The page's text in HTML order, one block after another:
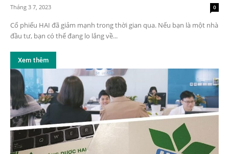
Tháng 3 7, 2023 0
Cổ phiếu HAI đã giảm mạnh trong thời gian qua. Nếu bạn là một nhà
đầu tư, bạn có thể đang lo lắng về...
Xem thêm